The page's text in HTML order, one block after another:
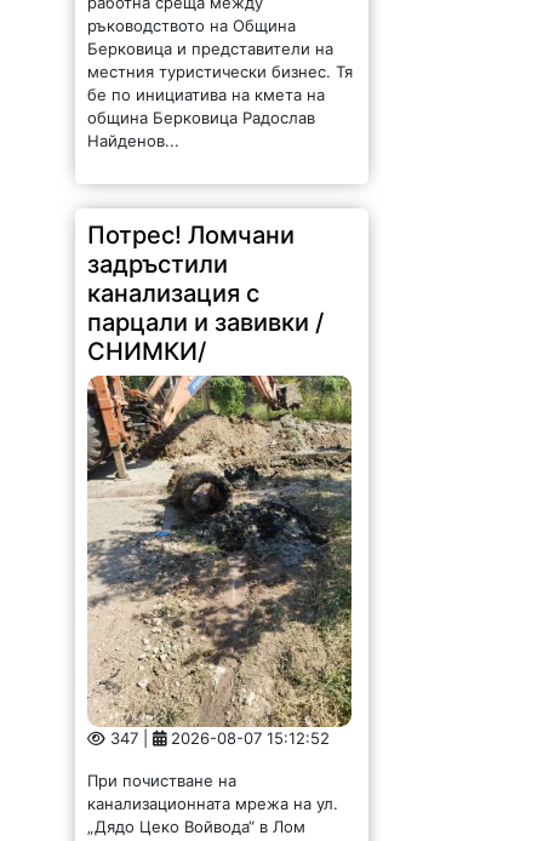
Потрес! Ломчани
задръстили
канализация с
парцали и завивки /
СНИМКИ/
347 | 2026-08-07 15:12:52
При почистване на
канализационната мрежа на ул.
„Дядо Цеко Войвода“ в Лом
екипите на ВиК-Монтана са
открили изхвърлени в
канализацията, парцали, завивки,
битови отпадъци и други